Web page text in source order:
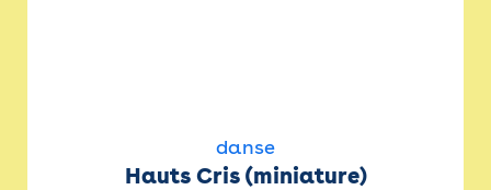
danse
Hauts Cris (miniature)